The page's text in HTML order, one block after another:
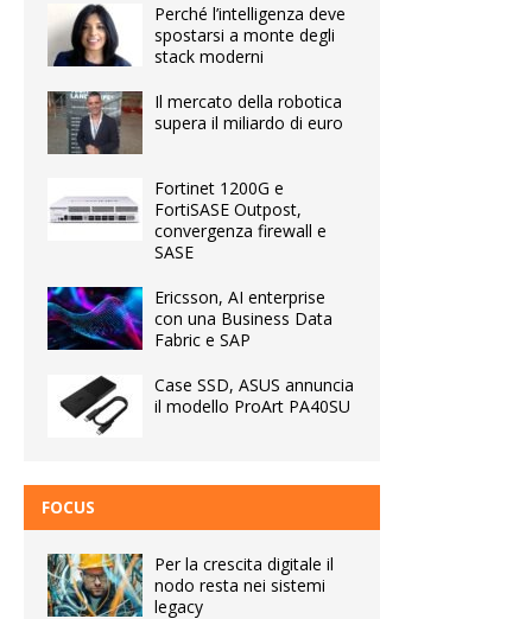
Perché l’intelligenza deve
spostarsi a monte degli
stack moderni
Il mercato della robotica
supera il miliardo di euro
Fortinet 1200G e
FortiSASE Outpost,
convergenza firewall e
SASE
Ericsson, AI enterprise
con una Business Data
Fabric e SAP
Case SSD, ASUS annuncia
il modello ProArt PA40SU
FOCUS
Per la crescita digitale il
nodo resta nei sistemi
legacy